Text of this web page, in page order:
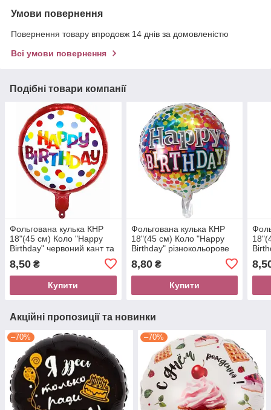
Умови повернення
Повернення товару впродовж 14 днів за домовленістю
Всі умови повернення
Подібні товари компанії
Фольгована кулька КНР
18"(45 см) Коло "Happу
Birthday" червоний кант та
8,50 ₴
Купити
Фольгована кулька КНР
18"(45 см) Коло "Happу
Birthday" різнокольорове
8,80₴
Купити
Акційні пропозиції та новинки
–70% –70%